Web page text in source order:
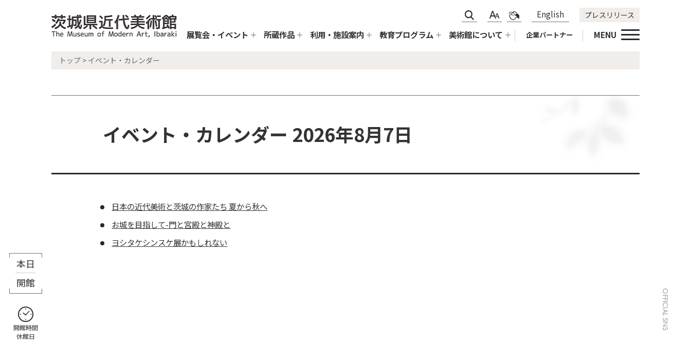
サ
ト
文
サ
更
標
拡
合
い
青
黒
English プレスリリース
展覧会・イベント 所蔵作品 利用・施設案内 教育プログラム 美術館について 企業パートナー MENU
本日
開館
開館時間
休館日
トップ > イベント・カレンダー
イベント・カレンダー 2026年8月7日
日本の近代美術と茨城の作家たち 夏から秋へ
お城を目指して-門と宮殿と神殿と
ヨシタケシンスケ展かもしれない